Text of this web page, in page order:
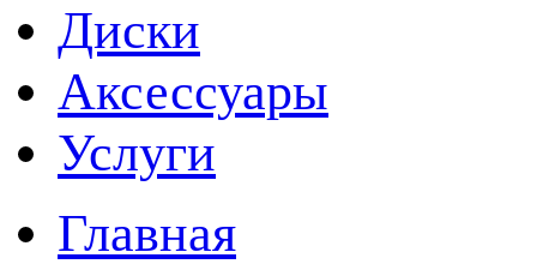
Диски
Аксессуары
Услуги
Главная